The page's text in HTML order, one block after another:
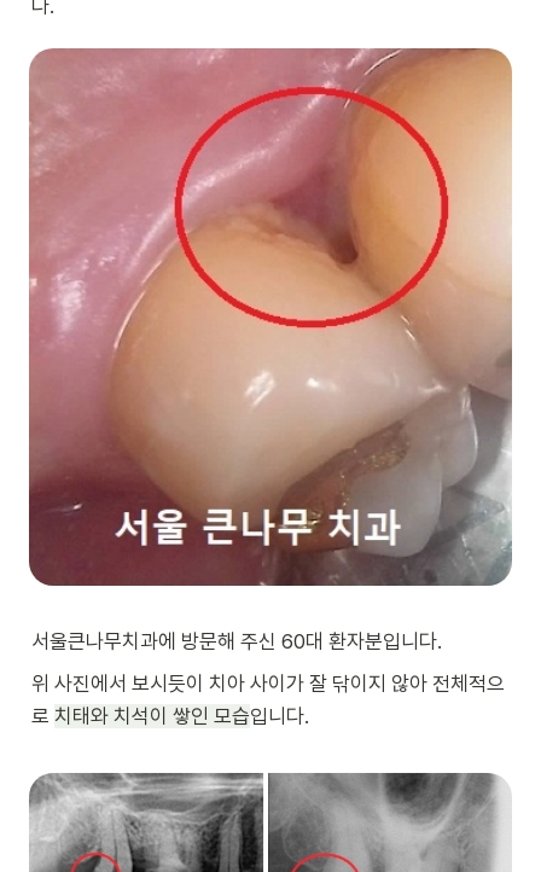
다.
서울큰나무치과에 방문해 주신 60대 환자분입니다.
위 사진에서 보시듯이 치아 사이가 잘 닦이지 않아 전체적으
로 치태와 치석이 쌓인 모습입니다.